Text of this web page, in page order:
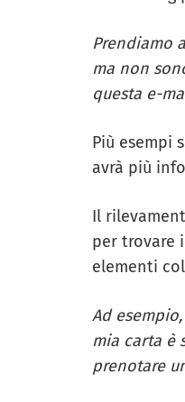
Prendiamo
ma non
questa e-
Più esempi
avrà più
Il
per trovare
elementi
Ad
mia carta è
prenotare